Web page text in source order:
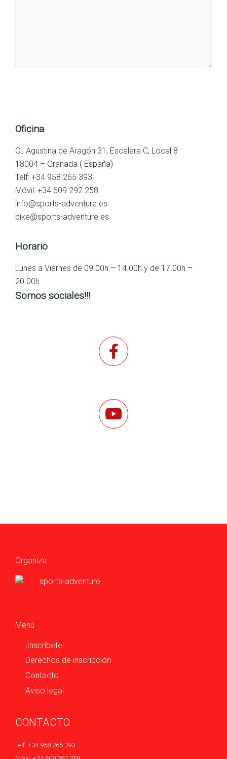
Oficina
Cl. Agustina de Aragón 31, Escalera C, Local 8
18004 – Granada ( España)
Telf: +34 958 265 393
Móvil: +34 609 292 258
info@sports-adventure.es
bike@sports-adventure.es
Horario
Lunes a Viernes de 09.00h – 14.00h y de 17.00h –
20.00h
Somos sociales!!!
Organiza
Menú
¡Inscríbete!
Derechos de inscripción
Contacto
Aviso legal
CONTACTO
Telf: +34 958 265 393